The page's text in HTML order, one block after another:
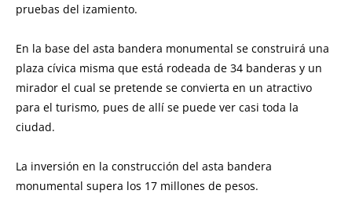
pruebas del izamiento.
En la base del asta bandera monumental se construirá una
plaza cívica misma que está rodeada de 34 banderas y un
mirador el cual se pretende se convierta en un atractivo
para el turismo, pues de allí se puede ver casi toda la
ciudad.
La inversión en la construcción del asta bandera
monumental supera los 17 millones de pesos.